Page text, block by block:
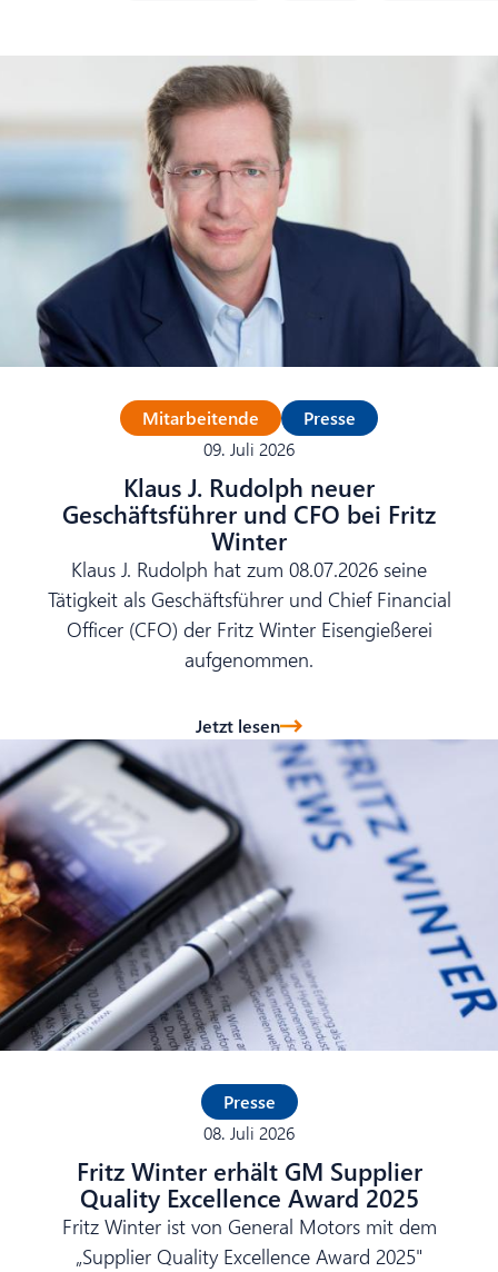
Mitarbeitende
Presse
09. Juli 2026
Klaus J. Rudolph neuer
Geschäftsführer und CFO bei Fritz
Winter
Klaus J. Rudolph hat zum 08.07.2026 seine
Tätigkeit als Geschäftsführer und Chief Financial
Officer (CFO) der Fritz Winter Eisengießerei
aufgenommen.
Jetzt lesen
Presse
08. Juli 2026
Fritz Winter erhält GM Supplier
Quality Excellence Award 2025
Fritz Winter ist von General Motors mit dem
„Supplier Quality Excellence Award 2025"